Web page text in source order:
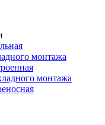
монтажа
монтажа